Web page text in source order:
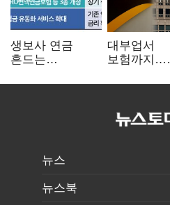
생보사 연금
흔드는
장수리스크'
대부업서
보험까지…
종합금융그
뉴스
뉴스북